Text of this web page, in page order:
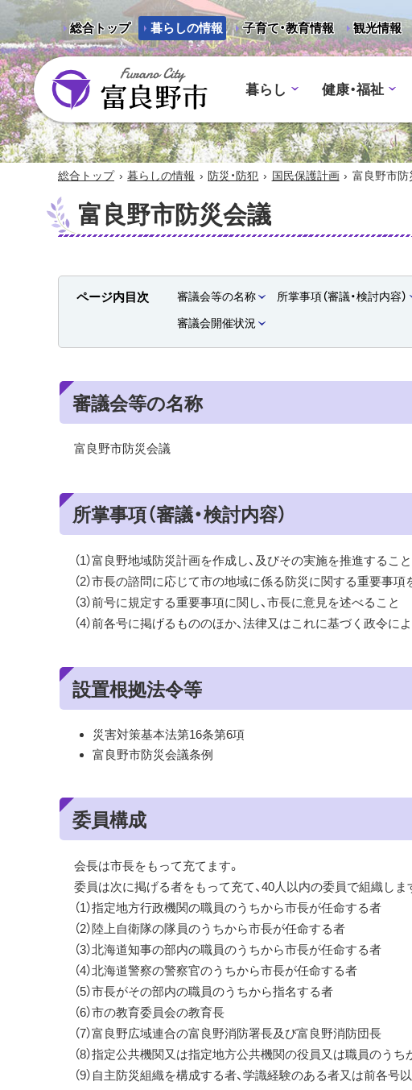
総合トップ 暮らしの情報 子育て・教育情報 観光情報
富良野市 - Frano City
暮らし 健康・福祉
総合トップ › 暮らしの情報 › 防災・防犯 › 国民保護計画 › 富良野市防
富良野市防災会議
ページ内目次 審議会等の名称 所掌事項（審議・検討内容）
審議会開催状況
審議会等の名称
富良野市防災会議
所掌事項（審議・検討内容）
（1）富良野地域防災計画を作成し、及びその実施を推進すること
（2）市長の諮問に応じて市の地域に係る防災に関する重要事項
（3）前号に規定する重要事項に関し、市長に意見を述べること
（4）前各号に掲げるもののほか、法律又はこれに基づく政令に
設置根拠法令等
災害対策基本法第16条第6項
富良野市防災会議条例
委員構成
会長は市長をもって充てます。
委員は次に掲げる者をもって充て、40人以内の委員で組織しま
（1）指定地方行政機関の職員のうちから市長が任命する者
（2）陸上自衛隊の隊員のうちから市長が任命する者
（3）北海道知事の部内の職員のうちから市長が任命する者
（4）北海道警察の警察官のうちから市長が任命する者
（5）市長がその部内の職員のうちから指名する者
（6）市の教育委員会の教育長
（7）富良野広域連合の富良野消防署長及び富良野消防団長
（8）指定公共機関又は指定地方公共機関の役員又は職員のう
（9）自主防災組織を構成する者、学識経験のある者又は前各